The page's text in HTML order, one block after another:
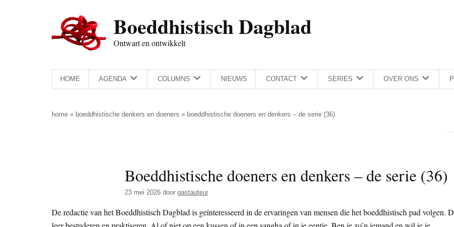
Boeddhistisch Dagblad
Ontwart en ontwikkelt
HOME AGENDA COLUMNS NIEUWS CONTACT SERIES OVER ONS
home » boeddhistische denkers en doeners » boeddhistische doeners en denkers – de serie (36)
Boeddhistische doeners en denkers – de serie (36)
23 mei 2026 door gastauteur
De redactie van het Boeddhistisch Dagblad is geïnteresseerd in de ervaringen van mensen die het boeddhistisch pad volgen.